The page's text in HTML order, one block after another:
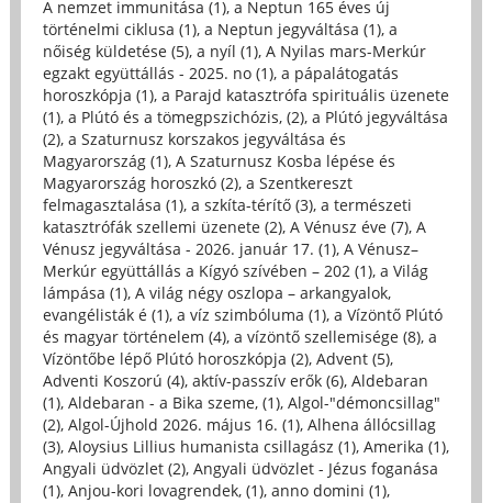
A nemzet immunitása (1), a Neptun 165 éves új
történelmi ciklusa (1), a Neptun jegyváltása (1), a
nőiség küldetése (5), a nyíl (1), A Nyilas mars-Merkúr
egzakt együttállás - 2025. no (1), a pápalátogatás
horoszkópja (1), a Parajd katasztrófa spirituális üzenete
(1), a Plútó és a tömegpszichózis, (2), a Plútó jegyváltása
(2), a Szaturnusz korszakos jegyváltása és
Magyarország (1), A Szaturnusz Kosba lépése és
Magyarország horoszkó (2), a Szentkereszt
felmagasztalása (1), a szkíta-térítő (3), a természeti
katasztrófák szellemi üzenete (2), A Vénusz éve (7), A
Vénusz jegyváltása - 2026. január 17. (1), A Vénusz–
Merkúr együttállás a Kígyó szívében – 202 (1), a Világ
lámpása (1), A világ négy oszlopa – arkangyalok,
evangélisták é (1), a víz szimbóluma (1), a Vízöntő Plútó
és magyar történelem (4), a vízöntő szellemisége (8), a
Vízöntőbe lépő Plútó horoszkópja (2), Advent (5),
Adventi Koszorú (4), aktív-passzív erők (6), Aldebaran
(1), Aldebaran - a Bika szeme, (1), Algol-"démoncsillag"
(2), Algol-Újhold 2026. május 16. (1), Alhena állócsillag
(3), Aloysius Lillius humanista csillagász (1), Amerika (1),
Angyali üdvözlet (2), Angyali üdvözlet - Jézus foganása
(1), Anjou-kori lovagrendek, (1), anno domini (1),